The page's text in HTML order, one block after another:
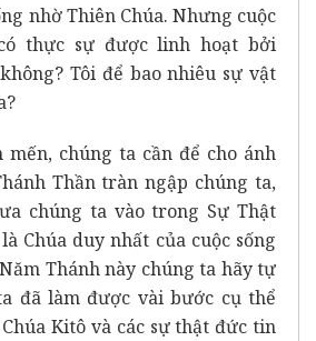
nhờ Thiên Chúa. Nhưng cuộc
thực sự được linh hoạt bởi
Tôi để bao nhiêu sự vật
chúng ta cần để cho ánh
Thần tràn ngập chúng ta,
chúng ta vào trong Sự Thật
Chúa duy nhất của cuộc sống
Thánh này chúng ta hãy tự
đã làm được vài bước cụ thể
Kitô và các sự thật đức tin